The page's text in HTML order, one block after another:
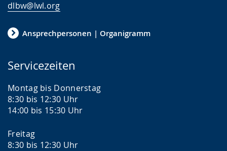
dlbw@lwl.org
Ansprechpersonen | Organigramm
Servicezeiten
Montag bis Donnerstag
8:30 bis 12:30 Uhr
14:00 bis 15:30 Uhr
Freitag
8:30 bis 12:30 Uhr